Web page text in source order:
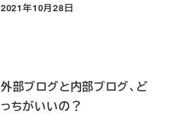
投稿日
2021年10月28日
外部ブログと内部ブログ、ど
っちがいいの？